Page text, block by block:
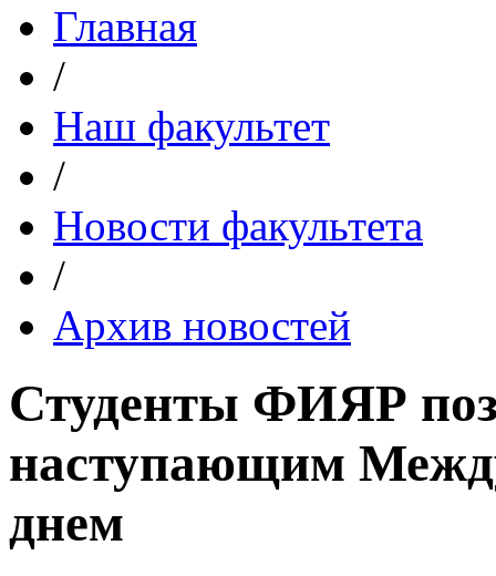
Главная
/
Наш факультет
/
Новости факультета
/
Архив новостей
Студенты ФИЯР
наступающим
днем